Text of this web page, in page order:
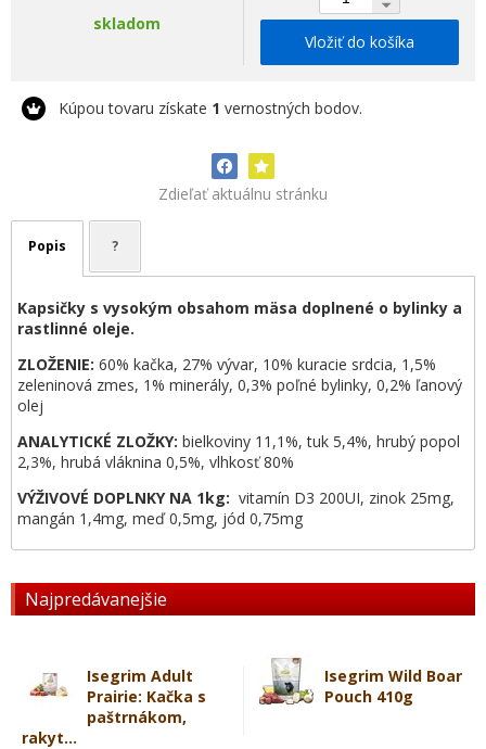
Najpredávanejšie
Isegrim Adult
Prairie: Kačka s
paštrnákom,
rakyt...
Isegrim Wild Boar
Pouch 410g
skladom
Vložiť do košíka
Kúpou tovaru získate 1 vernostných bodov.
Zdieľať aktuálnu stránku
Popis ?
Kapsičky s vysokým obsahom mäsa doplnené o bylinky a
rastlinné oleje.
ZLOŽENIE: 60% kačka, 27% vývar, 10% kuracie srdcia, 1,5%
zeleninová zmes, 1% minerály, 0,3% poľné bylinky, 0,2% ľanový
olej
ANALYTICKÉ ZLOŽKY: bielkoviny 11,1%, tuk 5,4%, hrubý popol
2,3%, hrubá vláknina 0,5%, vlhkosť 80%
VÝŽIVOVÉ DOPLNKY NA 1kg: vitamín D3 200UI, zinok 25mg,
mangán 1,4mg, meď 0,5mg, jód 0,75mg